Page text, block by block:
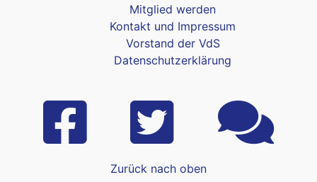
Mitglied werden
Kontakt und Impressum
Vorstand der VdS
Datenschutzerklärung
Zurück nach oben